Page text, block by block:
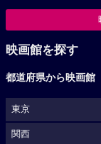
映画館を探す
都道府県から映画館
東京
関西